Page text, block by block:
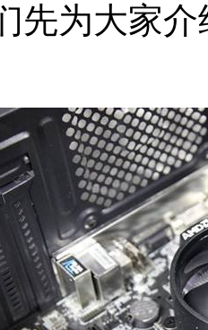
先为大家